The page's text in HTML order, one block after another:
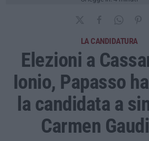
LA CANDIDATURA
Elezioni a
Ionio, Papasso
la candidata a
Carmen